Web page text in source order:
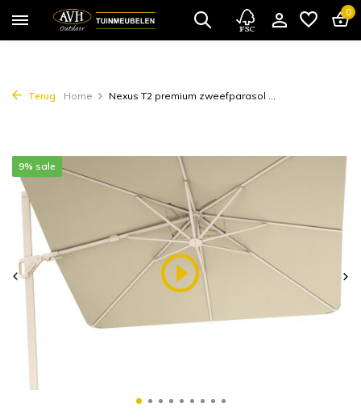
0
Terug Home Nexus T2 premium zweefparasol ...
9% sale